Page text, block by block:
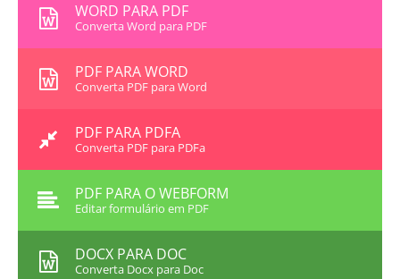
WORD PARA PDF
Converta Word para PDF
PDF PARA WORD
Converta PDF para Word
PDF PARA PDFA
Converta PDF para PDFa
PDF PARA O WEBFORM
Editar formulário em PDF
DOCX PARA DOC
Converta Docx para Doc